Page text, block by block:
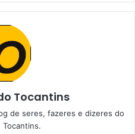
Tocantins
de seres, fazeres e dizeres do